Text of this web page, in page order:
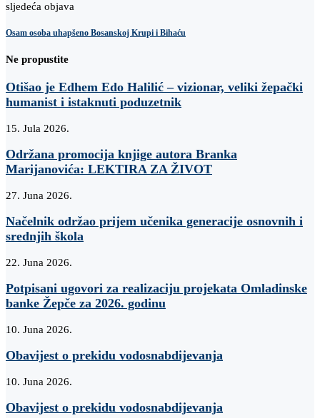
sljedeća objava
Osam osoba uhapšeno Bosanskoj Krupi i Bihaću
Ne propustite
Otišao je Edhem Edo Halilić – vizionar, veliki žepački
humanist i istaknuti poduzetnik
15. Jula 2026.
Održana promocija knjige autora Branka
Marijanovića: LEKTIRA ZA ŽIVOT
27. Juna 2026.
Načelnik održao prijem učenika generacije osnovnih i
srednjih škola
22. Juna 2026.
Potpisani ugovori za realizaciju projekata Omladinske
banke Žepče za 2026. godinu
10. Juna 2026.
Obavijest o prekidu vodosnabdijevanja
10. Juna 2026.
Obavijest o prekidu vodosnabdijevanja